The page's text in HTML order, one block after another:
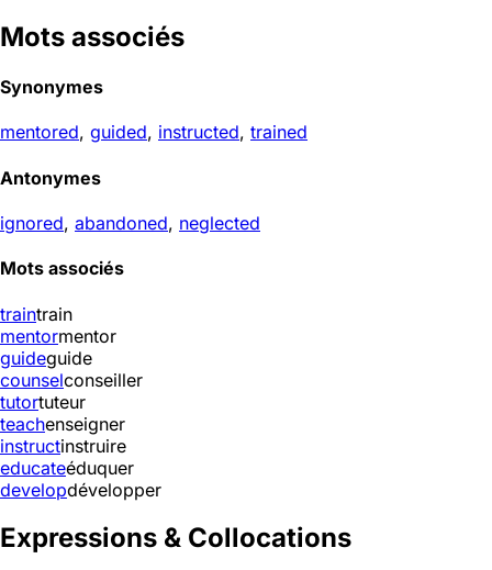
Mots associés
Synonymes
mentored, guided, instructed, trained
Antonymes
ignored, abandoned, neglected
Mots associés
traintrain
mentormentor
guideguide
counselconseiller
tutortuteur
teachenseigner
instructinstruire
educateéduquer
developdévelopper
Expressions & Collocations